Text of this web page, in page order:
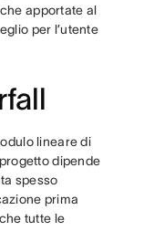
apportate al
per l’utente
lineare di
dipende
spesso
prima
tutte le